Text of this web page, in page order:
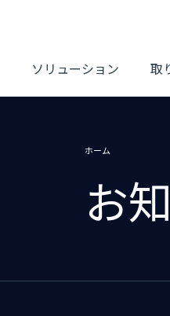
ソリューション 取
ホーム
お